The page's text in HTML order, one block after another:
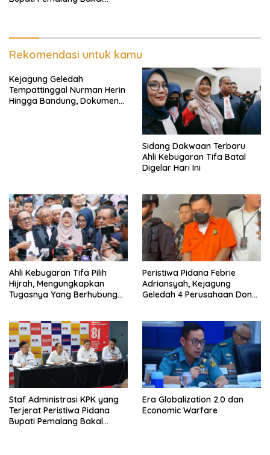
Rekomendasi untuk kamu
Kejagung Geledah
Tempattinggal Nurman Herin
Hingga Bandung, Dokumen
Sidang Dakwaan Terbaru
Ahli Kebugaran Tifa Batal
Digelar Hari Ini
Ahli Kebugaran Tifa Pilih
Hijrah, Mengungkapkan
Tugasnya Yang Berhubungan
Peristiwa Pidana Febrie
Adriansyah, Kejagung
Geledah 4 Perusahaan Don
Staf Administrasi KPK yang
Terjerat Peristiwa Pidana
Bupati Pemalang Bakal
Era Globalization 2.0 dan
Economic Warfare